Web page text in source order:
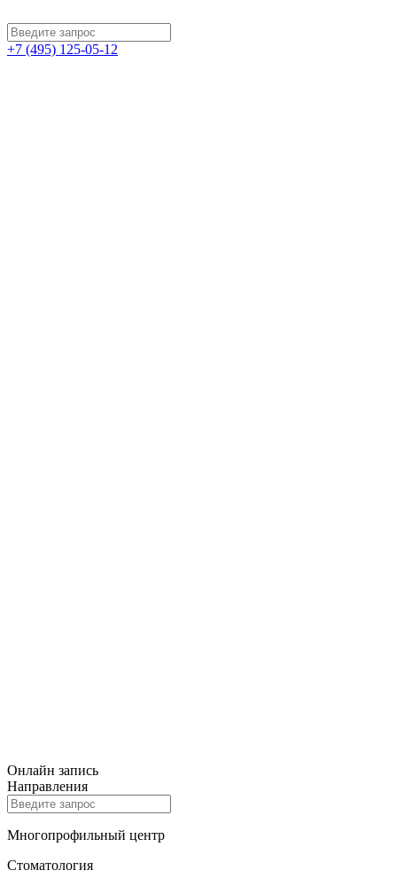
+7 (495) 125-05-12
Онлайн запись
Направления
Многопрофильный центр
Стоматология